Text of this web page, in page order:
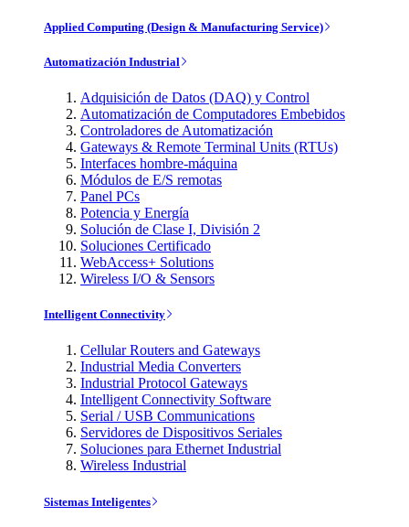
Applied Computing (Design & Manufacturing Service)
Automatización Industrial
Adquisición de Datos (DAQ) y Control
Automatización de Computadores Embebidos
Controladores de Automatización
Gateways & Remote Terminal Units (RTUs)
Interfaces hombre-máquina
Módulos de E/S remotas
Panel PCs
Potencia y Energía
Solución de Clase I, División 2
Soluciones Certificado
WebAccess+ Solutions
Wireless I/O & Sensors
Intelligent Connectivity
Cellular Routers and Gateways
Industrial Media Converters
Industrial Protocol Gateways
Intelligent Connectivity Software
Serial / USB Communications
Servidores de Dispositivos Seriales
Soluciones para Ethernet Industrial
Wireless Industrial
Sistemas Inteligentes